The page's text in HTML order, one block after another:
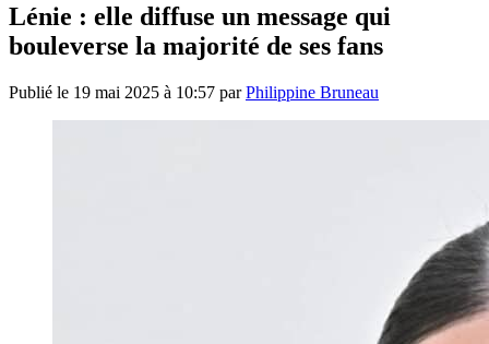
Lénie : elle diffuse un message qui
bouleverse la majorité de ses fans
Publié le 19 mai 2025 à 10:57 parPhilippine Bruneau